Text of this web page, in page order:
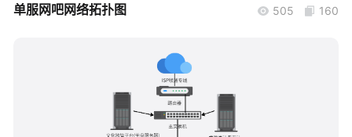
单服网吧网络拓扑图 505 160